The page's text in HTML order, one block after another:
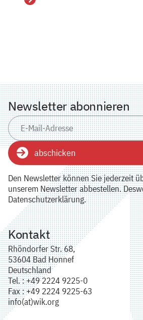
Details
Newsletter abonnieren
abschicken
Den Newsletter können Sie jederzeit
unserem Newsletter abbestellen.
Datenschutzerklärung.
Kontakt
Rhöndorfer Str. 68,
53604 Bad Honnef
Deutschland
Tel. : +49 2224 9225-0
Fax : +49 2224 9225-63
info(at)wik.org